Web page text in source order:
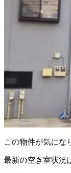
この物件が気にな
最新の空き室状況